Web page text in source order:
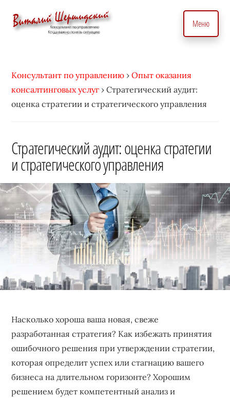
Дополнительное
меню
вопросам
управления
бизнесом.
подходом
•
Виталий
Шершидский
по
вопросам
управления.
для
точного
управление
и
эффективного
развития
бизнеса,
создающее
устойчивые
конкурентные
преимущества.
Меню
Консультант по управлению ›Опыт оказания
консалтинговых услуг ›Стратегический аудит:
оценка стратегии и стратегического управления
Стратегический аудит: оценка стратегии
и стратегического управления
Насколько хороша ваша новая, свеже
разработанная стратегия? Как избежать принятия
ошибочного решения при утверждении стратегии,
которая определит успех или стагнацию вашего
бизнеса на длительном горизонте? Хорошим
решением будет компетентный анализ и